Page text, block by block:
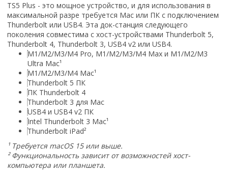
TS5 Plus - это мощное устройство, и для использования в
максимальной разре требуется Mac или ПК с подключением
Thunderbolt или USB4. Эта док-станция следующего
поколения совместима с хост-устройствами Thunderbolt 5,
Thunderbolt 4, Thunderbolt 3, USB4 v2 или USB4.
M1/M2/M3/M4 Pro, M1/M2/M3/M4 Max и M1/M2/M3
Ultra Mac¹
M1/M2/M3/M4 Mac¹
Thunderbolt 5 ПК
ПК Thunderbolt 4
Thunderbolt 3 для Mac
USB4 и USB4 v2 ПК
Intel Thunderbolt 3 Mac¹
Thunderbolt iPad²
¹ Требуется macOS 15 или выше.
² Функциональность зависит от возможностей хост-
компьютера или планшета.